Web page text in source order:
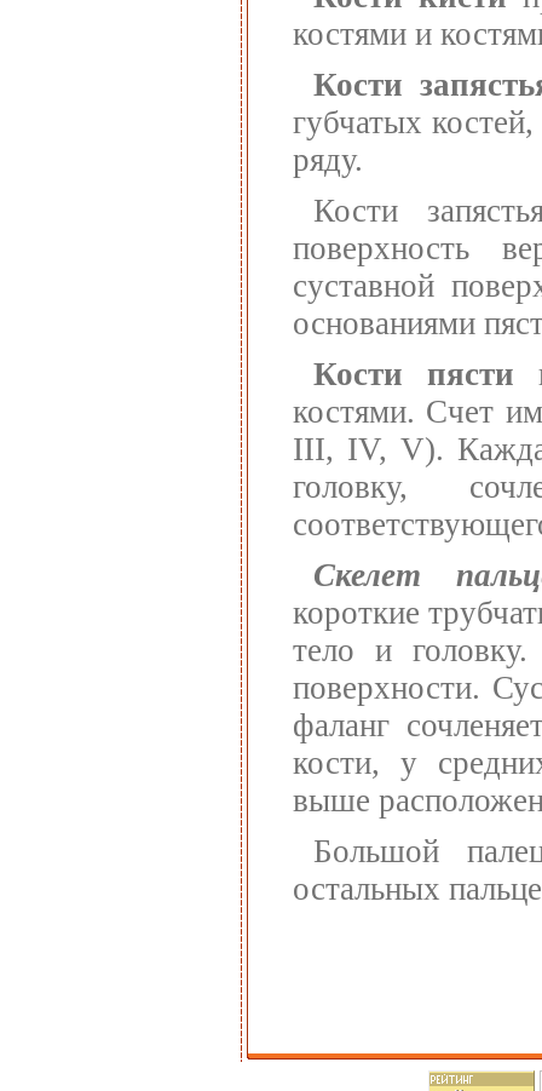
костями и
Кости
губчатых
ряду.
Кости
поверхность
суставной
основаниями
Кости пясти
костями. Счет
III, IV, V).
головку,
Скелет
короткие
тело и
поверхности.
фаланг
кости, у
выше
Большой
остальных